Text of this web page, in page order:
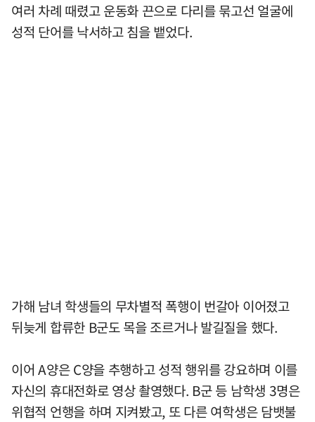
여러 차례 때렸고 운동화 끈으로 다리를 묶고선 얼굴에
성적 단어를 낙서하고 침을 뱉었다.
가해 남녀 학생들의 무차별적 폭행이 번갈아 이어졌고
뒤늦게 합류한 B군도 목을 조르거나 발길질을 했다.
이어 A양은 C양을 추행하고 성적 행위를 강요하며 이를
자신의 휴대전화로 영상 촬영했다. B군 등 남학생 3명은
위협적 언행을 하며 지켜봤고, 또 다른 여학생은 담뱃불